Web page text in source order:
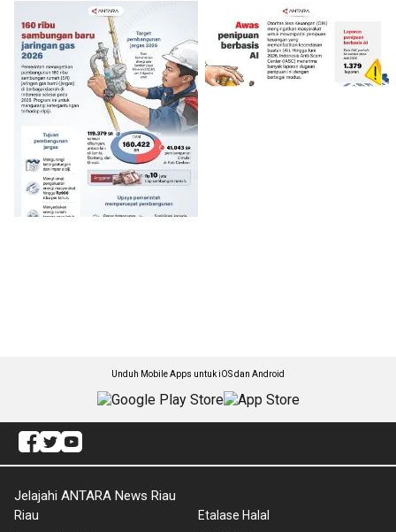
Unduh Mobile Apps untuk iOS dan Android
Jelajahi ANTARA News Riau
Riau
Etalase Halal